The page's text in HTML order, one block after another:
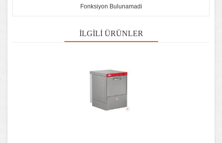
Fonksiyon Bulunamadi
İLGILI ÜRÜNLER